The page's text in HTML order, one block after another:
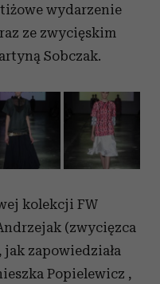
wydarzenie
ze zwycięskim
Sobczak.
kolekcji FW
(zwycięzca
jak zapowiedziała
Popielewicz ,